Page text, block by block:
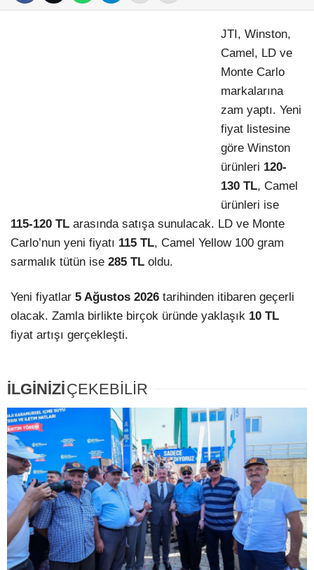
JTI, Winston,
Camel, LD ve
Monte Carlo
markalarına
zam yaptı. Yeni
fiyat listesine
göre Winston
ürünleri 120-
130 TL, Camel
ürünleri ise
115-120 TL arasında satışa sunulacak. LD ve Monte
Carlo’nun yeni fiyatı 115 TL, Camel Yellow 100 gram
sarmalık tütün ise 285 TL oldu.
Yeni fiyatlar 5 Ağustos 2026 tarihinden itibaren geçerli
olacak. Zamla birlikte birçok üründe yaklaşık 10 TL
fiyat artışı gerçekleşti.
İLGİNİZİÇEKEBİLİR